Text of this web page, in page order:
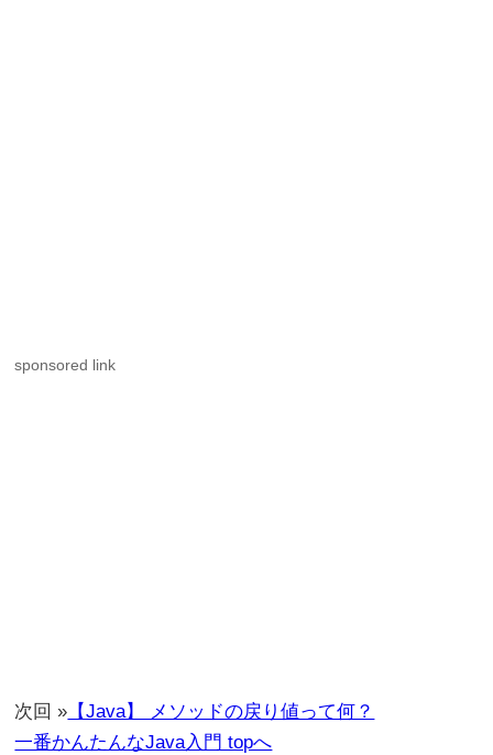
sponsored link
次回 » 【Java】 メソッドの戻り値って何？
一番かんたんなJava入門 topへ